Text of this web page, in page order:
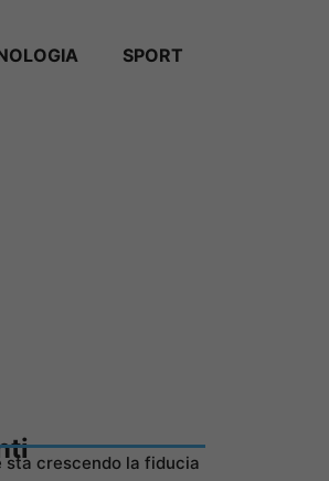
SPORT
sta crescendo la fiducia